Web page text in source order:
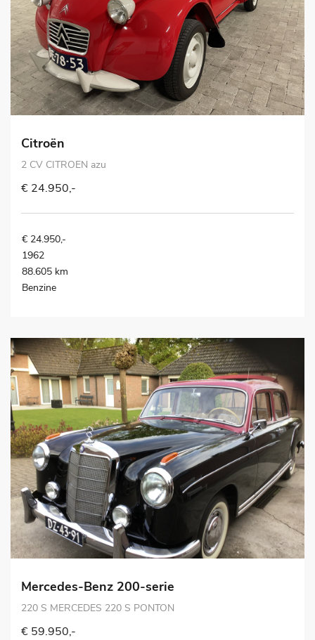
Citroën
2 CV CITROEN azu
€ 24.950,-
€ 24.950,-
1962
88.605 km
Benzine
Mercedes-Benz 200-serie
220 S MERCEDES 220 S PONTON
€ 59.950,-